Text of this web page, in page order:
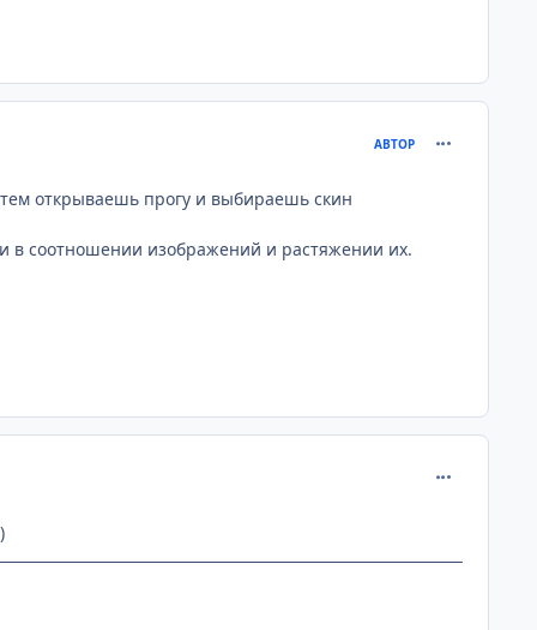
АВТОР
открываешь прогу и выбираешь скин
в соотношении изображений и растяжении их.